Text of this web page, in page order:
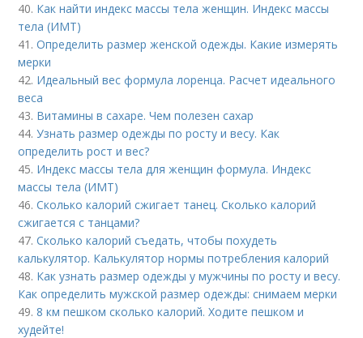
40. Как найти индекс массы тела женщин. Индекс массы
тела (ИМТ)
41.Определить размер женской одежды. Какие измерять
мерки
42. Идеальный вес формула лоренца. Расчет идеального
веса
43. Витамины в сахаре. Чем полезен сахар
44.Узнать размер одежды по росту и весу. Как
определить рост и вес?
45. Индекс массы тела для женщин формула. Индекс
массы тела (ИМТ)
46.Сколько калорий сжигает танец. Сколько калорий
сжигается с танцами?
47.Сколько калорий съедать, чтобы похудеть
калькулятор. Калькулятор нормы потребления калорий
48. Как узнать размер одежды у мужчины по росту и весу.
Как определить мужской размер одежды: снимаем мерки
49.8 км пешком сколько калорий. Ходите пешком и
худейте!